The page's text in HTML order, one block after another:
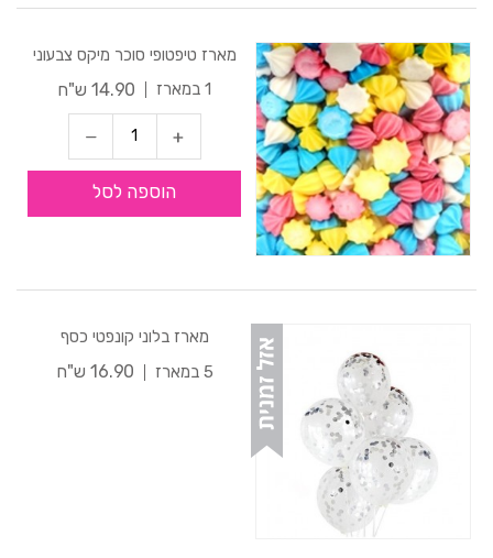
מארז טיפטופי סוכר מיקס צבעוני
1 במארז
14.90 ש"ח
הוספה לסל
מארז בלוני קונפטי כסף
5 במארז
16.90 ש"ח